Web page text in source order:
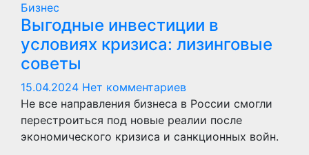
Бизнес
Выгодные инвестиции в
условиях кризиса: лизинговые
советы
15.04.2024 Нет комментариев
Не все направления бизнеса в России смогли
перестроиться под новые реалии после
экономического кризиса и санкционных войн.